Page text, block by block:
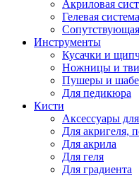
Акриловая
Гелевая система
Инструменты
Кусачки и
Ножницы и
Пушеры и
Для педикюра
Кисти
Аксессуары
Для акригеля,
Для акрила
Для геля
Для градиента